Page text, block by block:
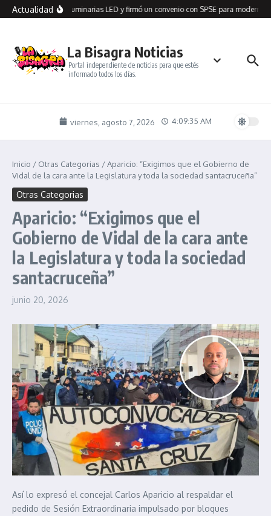
Saltar al contenido
Actualidad
Seco recibió 100 luminarias LED y firmó un convenio con SPSE para
La Bisagra Noticias
Portal independiente de noticias para que estés
informado todos los días.
viernes, agosto 7, 2026 4:09:35 AM
Inicio / Otras Categorias /Aparicio: “Exigimos que el Gobierno de
Vidal de la cara ante la Legislatura y toda la sociedad santacruceña”
Otras Categorias
Aparicio: “Exigimos que el
Gobierno de Vidal de la cara ante
la Legislatura y toda la sociedad
santacruceña”
junio 20, 2026
Así lo expresó el concejal Carlos Aparicio al respaldar el
pedido de Sesión Extraordinaria impulsado por bloques